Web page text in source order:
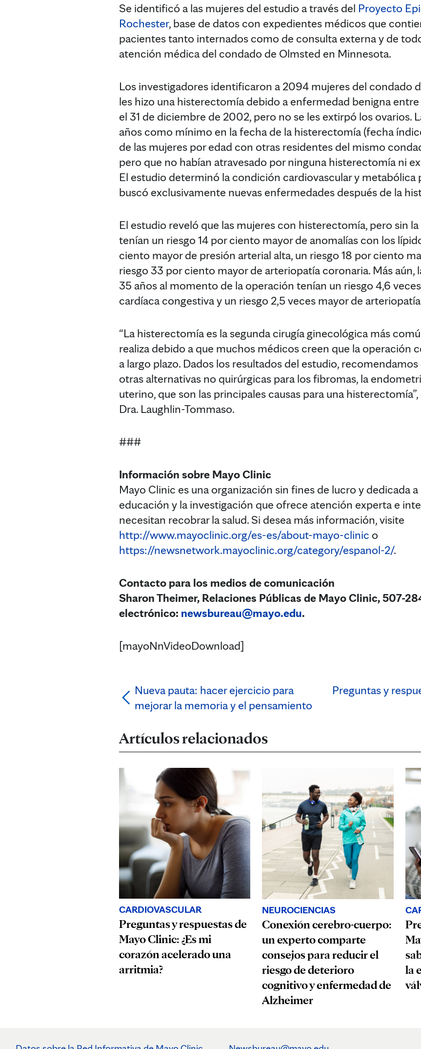
Se identificó a las mujeres del estudio a través del Proyecto
Rochester, base de datos con expedientes médicos que
pacientes tanto internados como de consulta externa y de
atención médica del condado de Olmsted en Minnesota.
Los investigadores identificaron a 2094 mujeres del condado
les hizo una histerectomía debido a enfermedad benigna
el 31 de diciembre de 2002, pero no se les extirpó los ovarios.
años como mínimo en la fecha de la histerectomía (fecha
de las mujeres por edad con otras residentes del mismo
pero que no habían atravesado por ninguna histerectomía ni
El estudio determinó la condición cardiovascular y metabólica
buscó exclusivamente nuevas enfermedades después de la
El estudio reveló que las mujeres con histerectomía, pero sin
tenían un riesgo 14 por ciento mayor de anomalías con los
ciento mayor de presión arterial alta, un riesgo 18 por ciento
riesgo 33 por ciento mayor de arteriopatía coronaria. Más aún,
35 años al momento de la operación tenían un riesgo 4,6
cardíaca congestiva y un riesgo 2,5 veces mayor de
“La histerectomía es la segunda cirugía ginecológica más
realiza debido a que muchos médicos creen que la operación
a largo plazo. Dados los resultados del estudio,
otras alternativas no quirúrgicas para los fibromas, la
uterino, que son las principales causas para una
Dra. Laughlin-Tommaso.
###
Información sobre Mayo Clinic
Mayo Clinic es una organización sin fines de lucro y dedicada
educación y la investigación que ofrece atención experta e
necesitan recobrar la salud. Si desea más información, visite
http://www.mayoclinic.org/es-es/about-mayo-clinic o
https://newsnetwork.mayoclinic.org/category/espanol-2/.
Contacto para los medios de comunicación
Sharon Theimer, Relaciones Públicas de Mayo Clinic, 507-
electrónico: newsbureau@mayo.edu.
[mayoNnVideoDownload]
Nueva pauta: hacer ejercicio para
mejorar la memoria y el pensamiento
Preguntas y
Artículos relacionados
CARDIOVASCULAR
Preguntas y respuestas de
Mayo Clinic: ¿Es mi
corazón acelerado una
arritmia?
NEUROCIENCIAS
Conexión cerebro-cuerpo:
un experto comparte
consejos para reducir el
riesgo de deterioro
cognitivo y enfermedad de
Alzheimer
la